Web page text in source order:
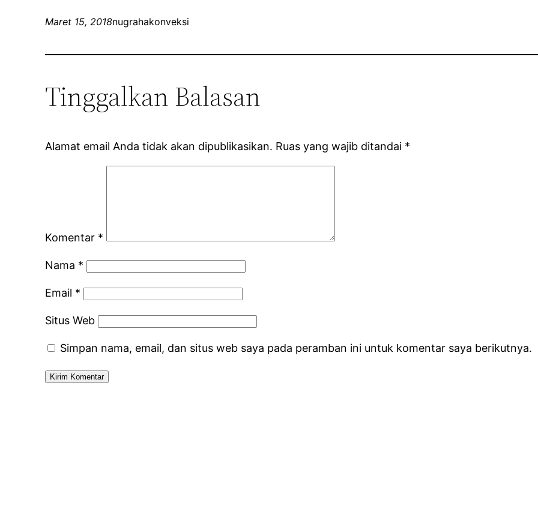
Maret 15, 2018nugrahakonveksi
Tinggalkan Balasan
Alamat email Anda tidak akan dipublikasikan. Ruas yang wajib ditandai *
Komentar *
Nama *
Email *
Situs Web
Simpan nama, email, dan situs web saya pada peramban ini untuk komentar saya berikutnya.